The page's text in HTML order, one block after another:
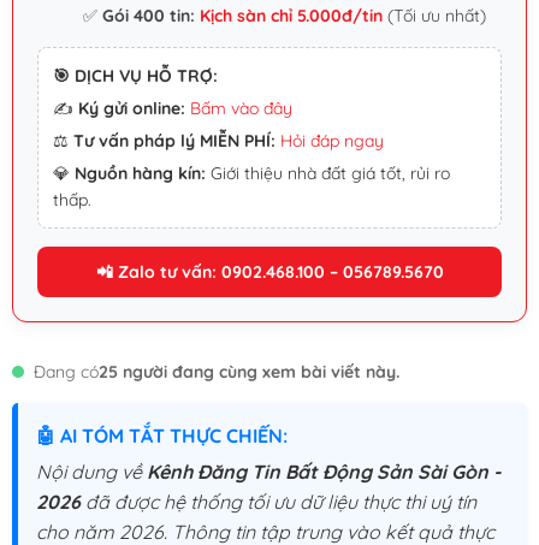
✅Gói 400 tin: Kịch sàn chỉ 5.000đ/tin (Tối ưu nhất)
🎯 DỊCH VỤ HỖ TRỢ:
✍️ Ký gửi online: Bấm vào đây
⚖️ Tư vấn pháp lý MIỄN PHÍ: Hỏi đáp ngay
💎 Nguồn hàng kín: Giới thiệu nhà đất giá tốt, rủi ro
thấp.
📲 Zalo tư vấn: 0902.468.100 – 056789.5670
Đang có25 người đang cùng xem bài viết này.
🤖 AI TÓM TẮT THỰC CHIẾN:
Nội dung về Kênh Đăng Tin Bất Động Sản Sài Gòn -
2026đã được hệ thống tối ưu dữ liệu thực thi uý tín
cho năm 2026. Thông tin tập trung vào kết quả thực